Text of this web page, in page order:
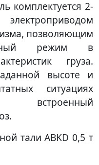
комплектуется 2-
позволяющим
режим в
груза.
высоте и
ситуациях
тали ABKD 0,5 т